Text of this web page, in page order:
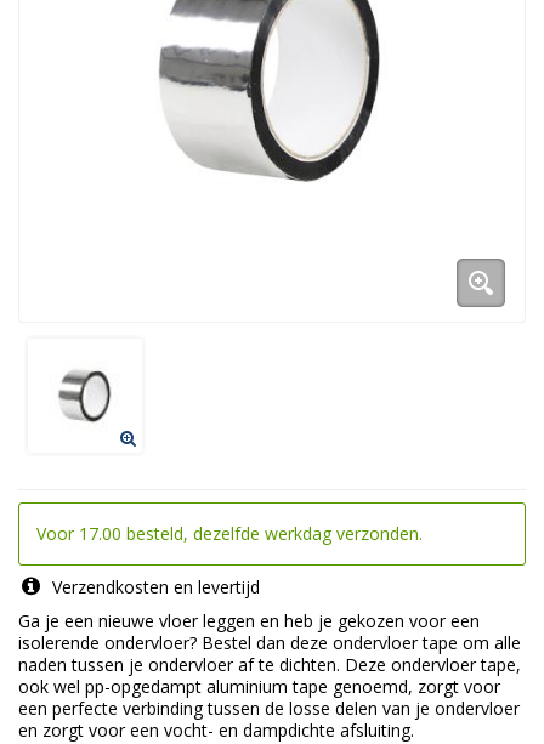
Duurzame verpakkingen
Bedrukte verpakkingen
Voor 17.00 besteld, dezelfde werkdag verzonden.
Verzendkosten en levertijd
Ga je een nieuwe vloer leggen en heb je gekozen voor een
isolerende ondervloer? Bestel dan deze ondervloer tape om alle
naden tussen je ondervloer af te dichten. Deze ondervloer tape,
ook wel pp-opgedampt aluminium tape genoemd, zorgt voor
een perfecte verbinding tussen de losse delen van je ondervloer
en zorgt voor een vocht- en dampdichte afsluiting.